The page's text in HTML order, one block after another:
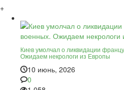
+
Киев умолчал о ликвидации
Ожидаем некрологи из Европы
10 июнь, 2026
0